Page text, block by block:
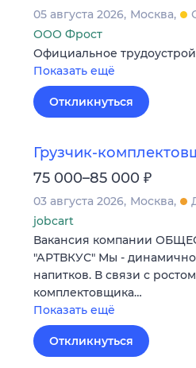
05 августа 2026 Москва
ООО Фрост
Официальное
Показать ещё
Откликнуться
Грузчик-
75 000–85 000 ₽
03 августа 2026 Москва
jobcart
Вакансия компании
"АРТВКУС" Мы -
напитков. В связи с
комплектовщика…
Показать ещё
Откликнуться